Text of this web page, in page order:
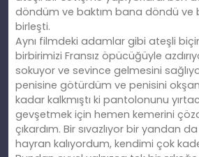
döndüm ve baktım bana döndü ve
birleşti.
Aynı filmdeki adamlar gibi ateşli
birbirimizi Fransız öpücüğüyle
sokuyor ve sevince gelmesini
penisine götürdüm ve penisini
kadar kalkmıştı ki pantolonunu
gevşetmek için hemen kemerini
çıkardım. Bir sıvazlıyor bir yandan
hayran kalıyordum, kendimi çok